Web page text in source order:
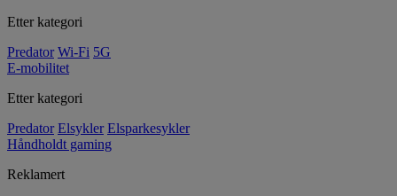
Etter kategori
Predator Wi-Fi 5G
E-mobilitet
Etter kategori
Predator Elsykler Elsparkesykler
Håndholdt gaming
Reklamert